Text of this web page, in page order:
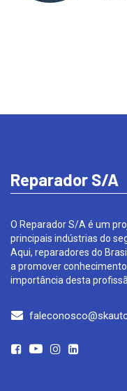
Reparador S/A
O Reparador S/A é um
principais indústrias do
Aqui, reparadores do
a promover
importância desta